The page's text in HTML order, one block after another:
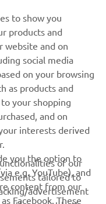
special events, new
to show you
products and
website and on
social media
on your browsing
as products and
your shopping
and on
interests derived
you the option to
e.g. YouTube), and
content from our
Facebook. These
of our
tailored to
advertisement